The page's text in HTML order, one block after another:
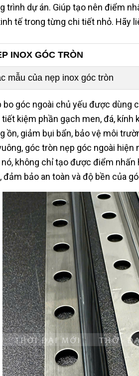
trình dự án. Giúp tạo nên điểm
tế trong từng chi tiết nhỏ. Hãy
INOX GÓC TRÒN
mẫu của nẹp inox góc tròn
bo góc ngoài chủ yếu được dùng
tiết kiệm phần gạch men, đá, kính
ồn, giảm bụi bẩn, bảo vệ môi
góc tròn nẹp góc ngoài
nó, không chỉ tạo được điểm
đảm bảo an toàn và độ bền của